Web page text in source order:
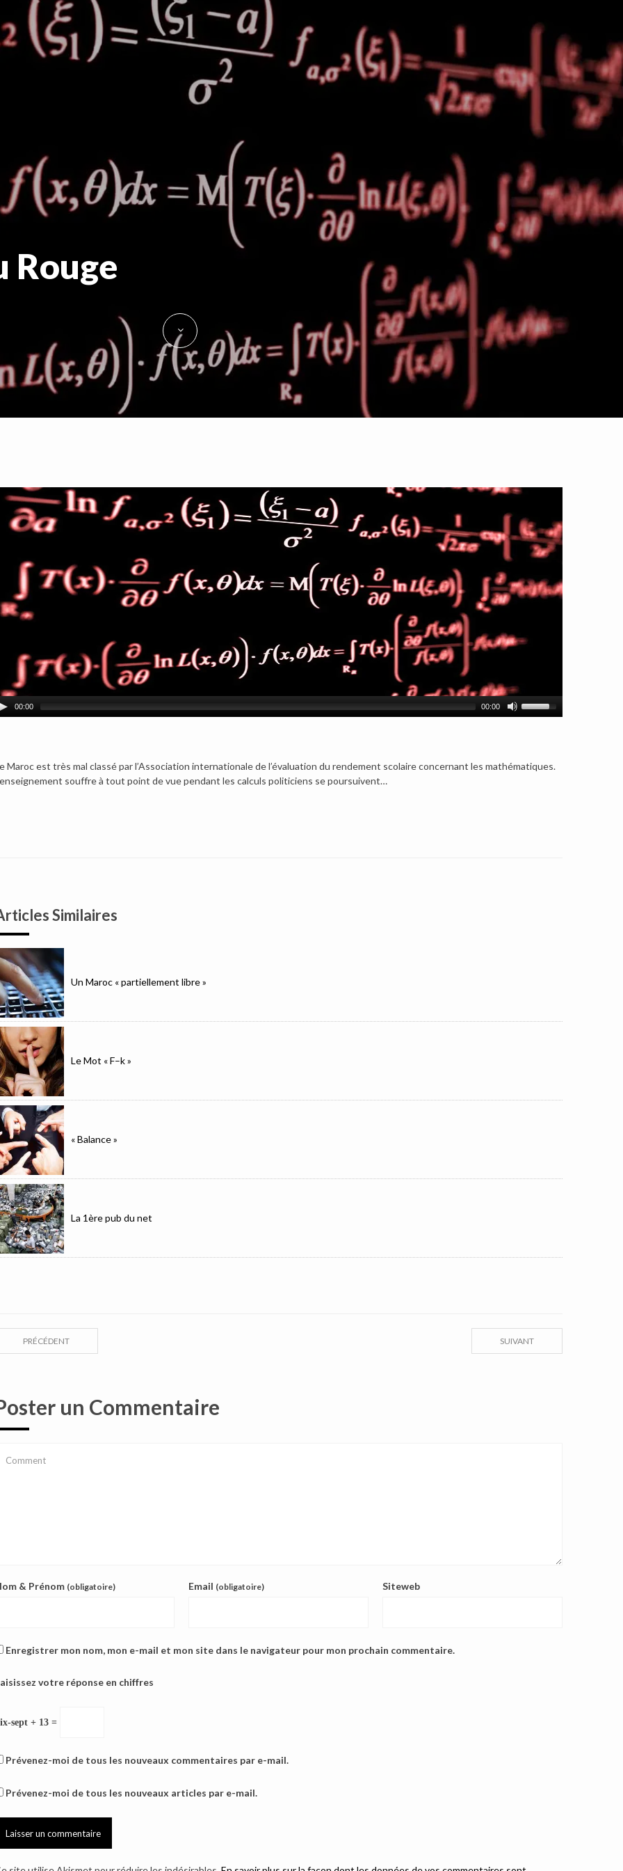
Rouge
00:00 00:00
Maroc est très mal classé par l’Association internationale de l’évaluation du rendement scolaire concernant les mathématiques.
souffre à tout point de vue pendant les calculs politiciens se poursuivent…
Similaires
Un Maroc « partiellement libre »
Le Mot « F–k »
« Balance »
La 1ère pub du net
SUIVANT
PRÉCÉDENT
un Commentaire
& Prénom (obligatoire) Email (obligatoire) Siteweb
Enregistrer mon nom, mon e-mail et mon site dans le navigateur pour mon prochain commentaire.
votre réponse en chiffres
sept + 13 =
Prévenez-moi de tous les nouveaux commentaires par e-mail.
Prévenez-moi de tous les nouveaux articles par e-mail.